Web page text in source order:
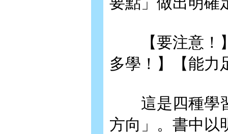
【要注意！】
多學！】【能力
這是四種學習
方向」。書中以